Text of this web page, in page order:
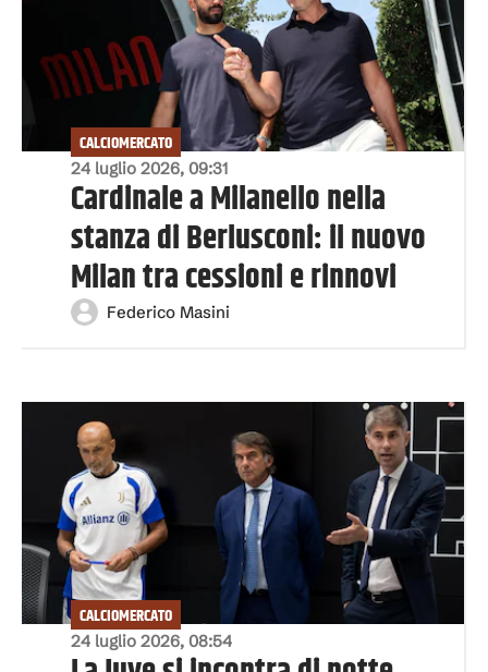
24 luglio 2026, 09:31
CALCIOMERCATO
Cardinale a Milanello nella
stanza di Berlusconi: il nuovo
Milan tra cessioni e rinnovi
Federico Masini
24 luglio 2026, 08:54
CALCIOMERCATO